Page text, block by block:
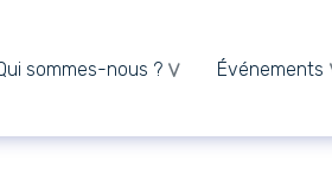
sommes-nous ? Événements